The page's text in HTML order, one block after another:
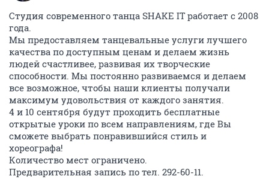
Студия современного танца SHAKE IT работает с 2008
года.
Мы предоставляем танцевальные услуги лучшего
качества по доступным ценам и делаем жизнь
людей счастливее, развивая их творческие
способности. Мы постоянно развиваемся и делаем
все возможное, чтобы наши клиенты получали
максимум удовольствия от каждого занятия.
4 и 10 сентября будут проходить бесплатные
открытые уроки по всем направлениям, где Вы
сможете выбрать понравившийся стиль и
хореографа!
Количество мест ограничено.
Предварительная запись по тел. 292-60-11.